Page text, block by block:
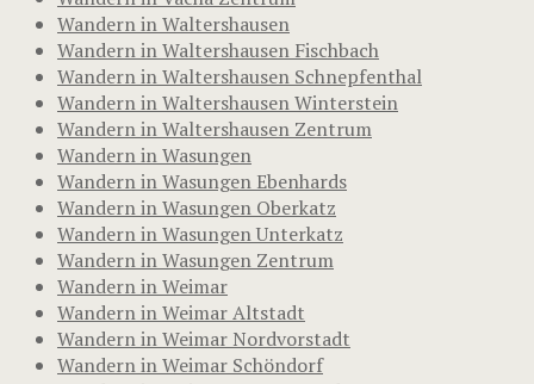
Wandern in Waltershausen
Wandern in Waltershausen Fischbach
Wandern in Waltershausen Schnepfenthal
Wandern in Waltershausen Winterstein
Wandern in Waltershausen Zentrum
Wandern in Wasungen
Wandern in Wasungen Ebenhards
Wandern in Wasungen Oberkatz
Wandern in Wasungen Unterkatz
Wandern in Wasungen Zentrum
Wandern in Weimar
Wandern in Weimar Altstadt
Wandern in Weimar Nordvorstadt
Wandern in Weimar Schöndorf